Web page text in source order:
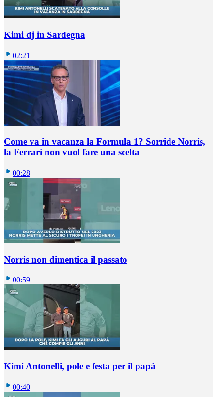
Kimi dj in Sardegna
02:21
Come va in vacanza la Formula 1? Sorride Norris,
la Ferrari non vuol fare una scelta
00:28
Norris non dimentica il passato
00:59
Kimi Antonelli, pole e festa per il papà
00:40